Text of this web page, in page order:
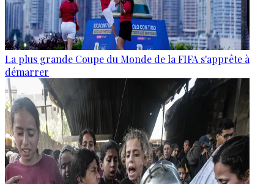
La plus grande Coupe du Monde de la FIFA s'apprête à
démarrer